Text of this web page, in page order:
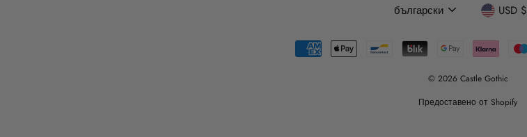
Език
български ВалутаUSD $
© 2026 Castle Gothic
Предоставено от Shopify